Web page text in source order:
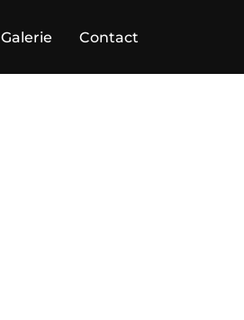
Galerie Contact